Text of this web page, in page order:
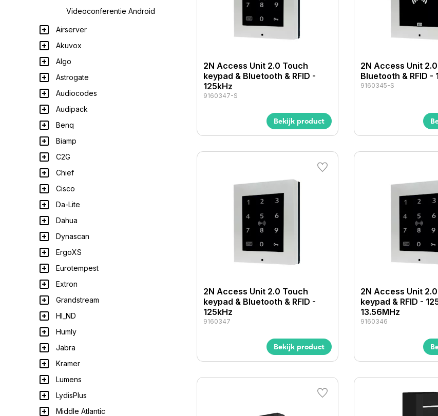
Videoconferentie Android
Airserver
Akuvox
Algo
Astrogate
Audiocodes
Audipack
Benq
Biamp
C2G
Chief
Cisco
Da-Lite
Dahua
Dynascan
ErgoXS
Eurotempest
Extron
Grandstream
HI_ND
Humly
Jabra
Kramer
Lumens
LydisPlus
Middle Atlantic
2N Access Unit 2.0 Touch
keypad & Bluetooth & RFID -
125kHz
9160347-S
Bekijk product
2N Access Unit
Bluetooth & RFID -
9160345-S
2N Access Unit 2.0 Touch
keypad & Bluetooth & RFID -
125kHz
9160347
Bekijk product
2N Access Unit
keypad & RFID -
13.56MHz
9160346